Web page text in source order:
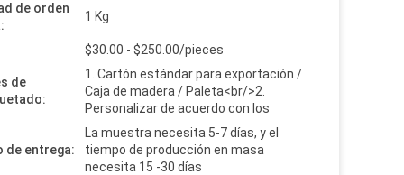
de orden
1 Kg
$30.00 - $250.00/pieces
de
1. Cartón estándar para exportación /
Caja de madera / Paleta<br/>2.
Personalizar de acuerdo con los
de entrega:
La muestra necesita 5-7 días, y el
tiempo de producción en masa
necesita 15 -30 días